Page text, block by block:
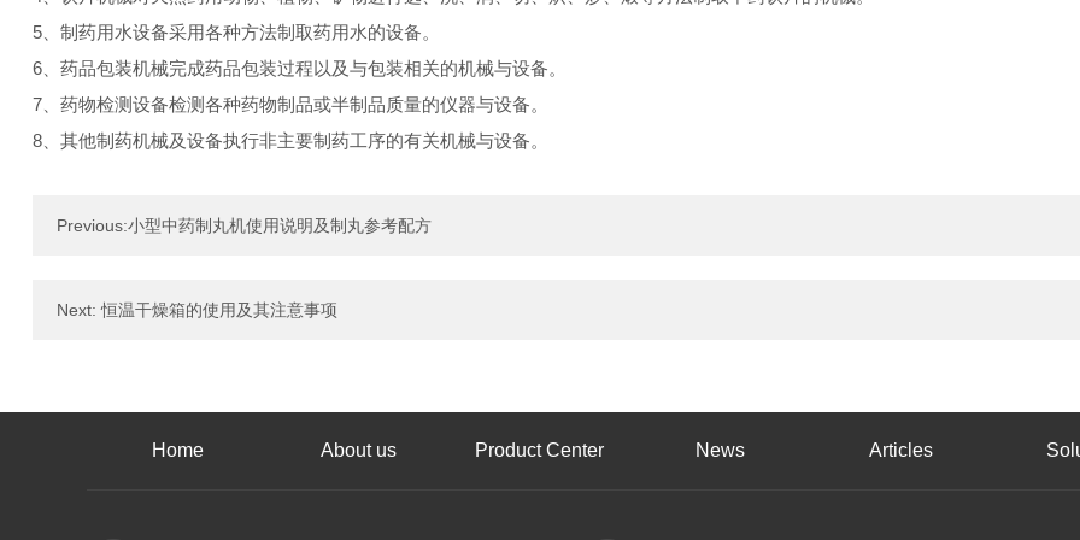
5、制药用水设备采用各种方法制取药用水的设备。
6、药品包装机械完成药品包装过程以及与包装相关的机械与设备。
7、药物检测设备检测各种药物制品或半制品质量的仪器与设备。
8、其他制药机械及设备执行非主要制药工序的有关机械与设备。
Previous:小型中药制丸机使用说明及制丸参考配方
Next:恒温干燥箱的使用及其注意事项
Home About us Product Center News Articles